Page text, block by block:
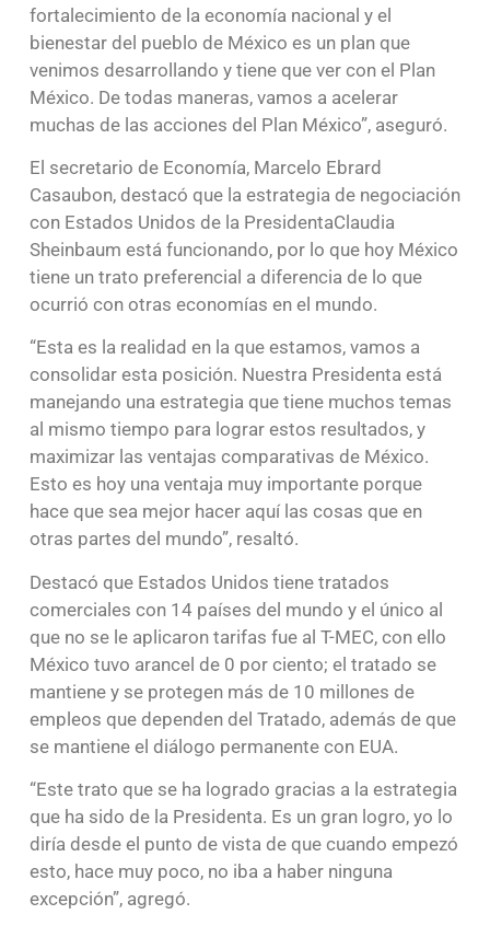
fortalecimiento de la economía nacional y el
bienestar del pueblo de México es un plan que
venimos desarrollando y tiene que ver con el Plan
México. De todas maneras, vamos a acelerar
muchas de las acciones del Plan México”, aseguró.
El secretario de Economía, Marcelo Ebrard
Casaubon, destacó que la estrategia de negociación
con Estados Unidos de la PresidentaClaudia
Sheinbaum está funcionando, por lo que hoy México
tiene un trato preferencial a diferencia de lo que
ocurrió con otras economías en el mundo.
“Esta es la realidad en la que estamos, vamos a
consolidar esta posición. Nuestra Presidenta está
manejando una estrategia que tiene muchos temas
al mismo tiempo para lograr estos resultados, y
maximizar las ventajas comparativas de México.
Esto es hoy una ventaja muy importante porque
hace que sea mejor hacer aquí las cosas que en
otras partes del mundo”, resaltó.
Destacó que Estados Unidos tiene tratados
comerciales con 14 países del mundo y el único al
que no se le aplicaron tarifas fue al T-MEC, con ello
México tuvo arancel de 0 por ciento; el tratado se
mantiene y se protegen más de 10 millones de
empleos que dependen del Tratado, además de que
se mantiene el diálogo permanente con EUA.
“Este trato que se ha logrado gracias a la estrategia
que ha sido de la Presidenta. Es un gran logro, yo lo
diría desde el punto de vista de que cuando empezó
esto, hace muy poco, no iba a haber ninguna
excepción”, agregó.